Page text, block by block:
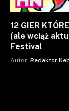
12 GIER
(ale wciąż
Festival
Autor: Redaktor